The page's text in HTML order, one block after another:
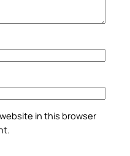
in this browser